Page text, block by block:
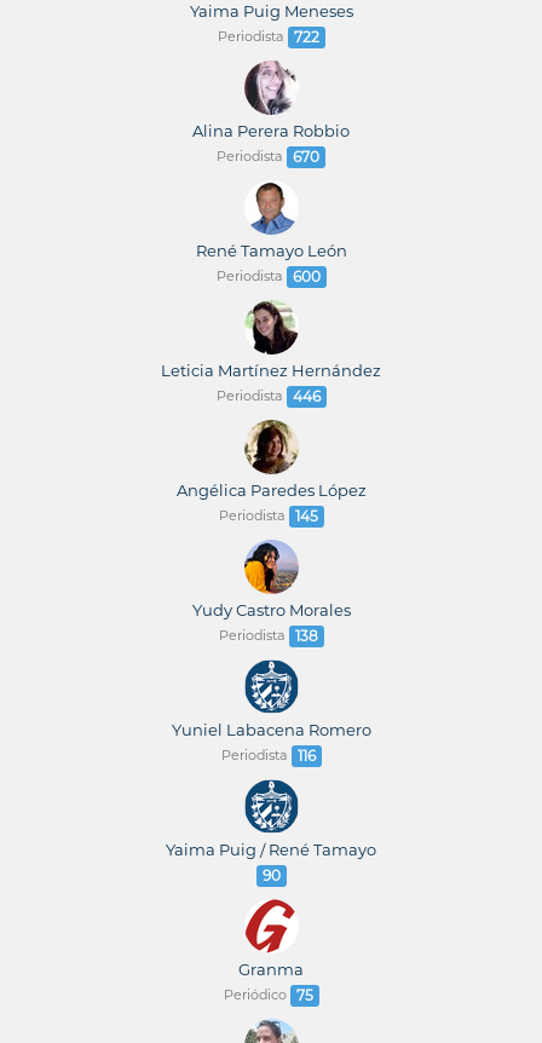
Yaima Puig Meneses
Periodista 722
Alina Perera Robbio
Periodista 670
René Tamayo León
Periodista 600
Leticia Martínez Hernández
Periodista 446
Angélica Paredes López
Periodista 145
Yudy Castro Morales
Periodista 138
Yuniel Labacena Romero
Periodista 116
Yaima Puig / René Tamayo
90
Granma
Periódico 75